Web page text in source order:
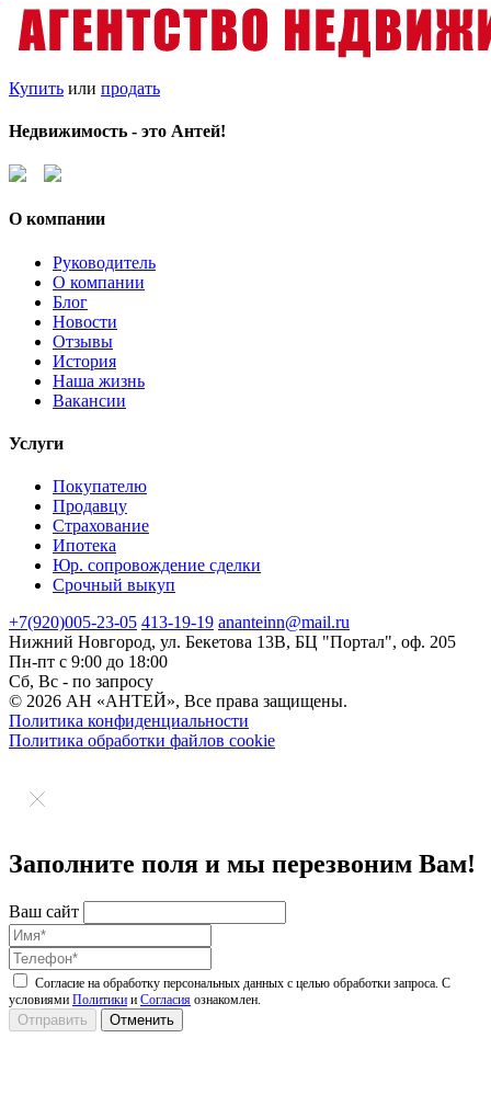
Купить или продать
Недвижимость - это Антей!
О компании
Руководитель
О компании
Блог
Новости
Отзывы
История
Наша жизнь
Вакансии
Услуги
Покупателю
Продавцу
Страхование
Ипотека
Юр. сопровождение сделки
Срочный выкуп
+7(920)005-23-05 413-19-19 ananteinn@mail.ru
Нижний Новгород, ул. Бекетова 13В, БЦ "Портал", оф. 205
Пн-пт с 9:00 до 18:00
Сб, Вс - по запросу
© 2026 АН «АНТЕЙ», Все права защищены.
Политика конфиденциальности
Политика обработки файлов cookie
Заполните поля и мы перезвоним Вам!
Ваш сайт
Согласие на обработку персональных данных с целью обработки запроса. С
условиями Политики и Согласия ознакомлен.